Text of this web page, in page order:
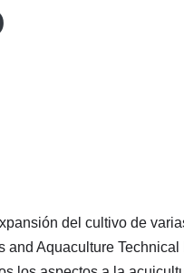
del cultivo de
and Aquaculture Technical